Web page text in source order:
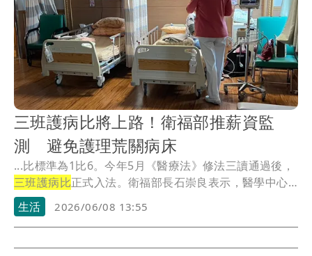
三班護病比將上路！衛福部推薪資監
測 避免護理荒關病床
...比標準為1比6。今年5月《醫療法》修法三讀通過後，
三班護病比正式入法。衛福部長石崇良表示，醫學中心
預...
生活 2026/06/08 13:55